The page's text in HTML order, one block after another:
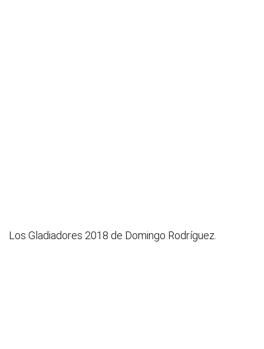
Los Gladiadores 2018 de Domingo Rodríguez.